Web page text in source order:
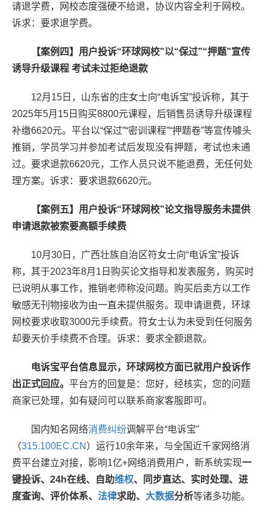
请退学费，网校态度强硬不给退，协议内容全利于网校。
诉求：要求退学费。
【案例四】用户投诉“环球网校”以“保过”“押题”宣传
诱导升级课程 考试未过拒绝退款
12月15日，山东省的庄女士向“电诉宝”投诉称，其于
2025年5月15日购买8800元课程，后销售员诱导升级课程
补缴6620元。平台以“保过”“密训课程”“押题卷”等宣传噱头
推销，学员学习并参加考试后发现没有押题，考试也未通
过。要求退款6620元，工作人员只说不能退费，无任何处
理方案。诉求：要求退款6620元。
【案例五】用户投诉“环球网校”论文指导服务未提供
申请退款被索要高额手续费
10月30日，广西壮族自治区符女士向“电诉宝”投诉
称，其于2023年8月1日购买论文指导和发表服务，购买时
已说明从事工作，推销老师称没问题。购买后卖方以工作
敏感无刊物接收为由一直未提供服务。现申请退费，环球
网校要求收取3000元手续费。符女士认为未受到任何服务
却要天价手续费不合理。诉求：要求全额退款。
电诉宝平台信息显示，环球网校方面已就用户投诉作
出正式回应。 平台方的回复是：您好，经核实，您的问题
商家已处理，如有疑问可以联系商家客服即可。
国内知名网络消费纠纷调解平台“电诉宝”
（315.100EC.CN ）运行10余年来，与全国近千家网络消
费平台建立对接，影响1亿+网络消费用户，新系统实现一
键投诉、24h在线、自助维权、同步直达、实时处理、进
度查询、评价体系、 法律求助、 大数据分析等诸多功能。